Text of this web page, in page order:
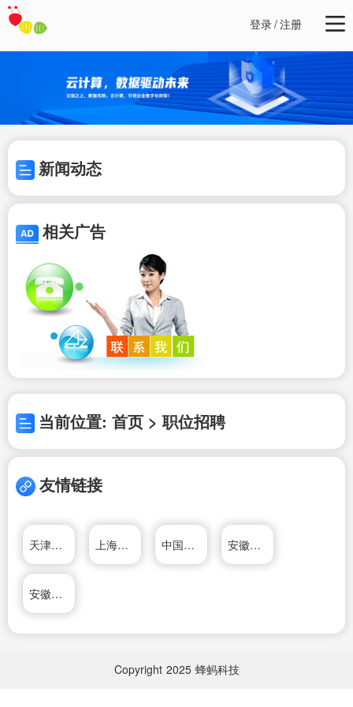
登录/注册
新闻动态
相关广告
当前位置: 首页 > 职位招聘
友情链接
天津宏中电子衡器科技有限公司 上海艾测电子科技有限公司 中国电子科技集团公司 安徽合力股份有限公司
安徽应流机电股份有限公司
Copyright 2025 蜂蚂科技